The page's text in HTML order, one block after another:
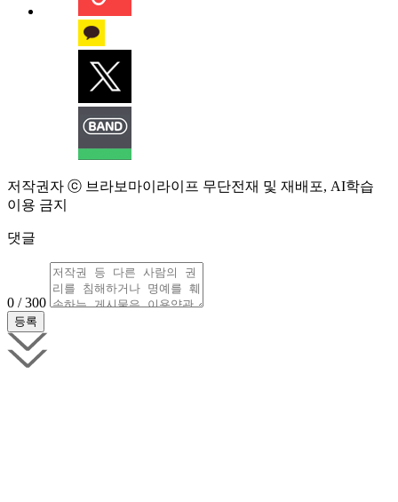
저작권자 ⓒ 브라보마이라이프 무단전재 및 재배포, AI학습
이용 금지
댓글
0 / 300